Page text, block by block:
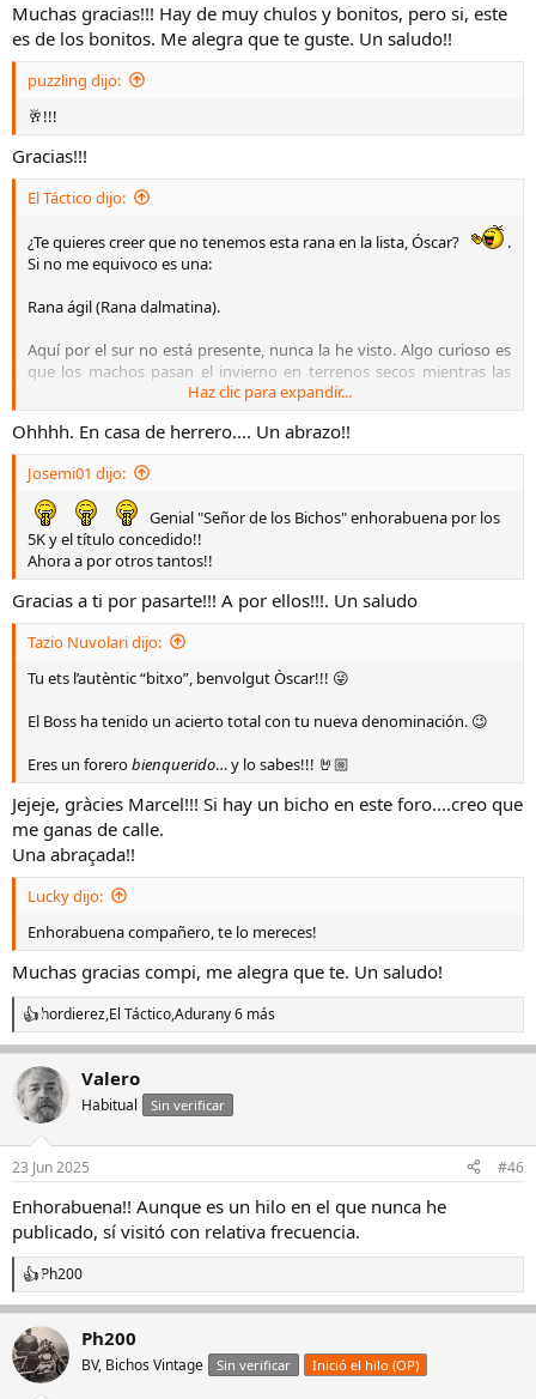
Muchas gracias!!! Hay de muy chulos y bonitos, pero si, este
es de los bonitos. Me alegra que te guste. Un saludo!!
puzzling dijo:
🥂!!!
Gracias!!!
El Táctico dijo:
¿Te quieres creer que no tenemos esta rana en la lista, Óscar?
.
Si no me equivoco es una:
Rana ágil (Rana dalmatina).
Aquí por el sur no está presente, nunca la he visto. Algo curioso es
que los machos pasan el invierno en terrenos secos mientras las
hembras lo hacen en charcas o en el fango. Será que no se
entienden 😉.​
Haz clic para expandir...
Ohhhh. En casa de herrero.... Un abrazo!!
Josemi01 dijo:
Genial "Señor de los Bichos" enhorabuena por los
5K y el título concedido!!
Ahora a por otros tantos!!
Gracias a ti por pasarte!!! A por ellos!!!. Un saludo
Tazio Nuvolari dijo:
Tu ets l’autèntic “bitxo”, benvolgut Òscar!!! 😜
El Boss ha tenido un acierto total con tu nueva denominación. 😉
Eres un forerobienquerido… y lo sabes!!! 🤘🏼
Jejeje, gràcies Marcel!!! Si hay un bicho en este foro....creo que
me ganas de calle.
Una abraçada!!
Lucky dijo:
Enhorabuena compañero, te lo mereces!
Muchas gracias compi, me alegra que te. Un saludo!
R
e
c
c
i
e
:
hordierez,El Táctico,Adurany 6 más
Valero
Habitual Sin verificar
23 Jun 2025 #46
Enhorabuena!! Aunque es un hilo en el que nunca he
publicado, sí visitó con relativa frecuencia.
R
e
a
c
c
i
Ph200
Ph200
BV, Bichos Vintage Sin verificar Inició el hilo (OP)